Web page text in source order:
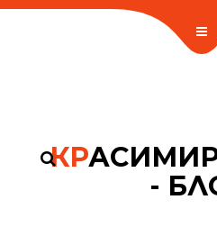
КР
-